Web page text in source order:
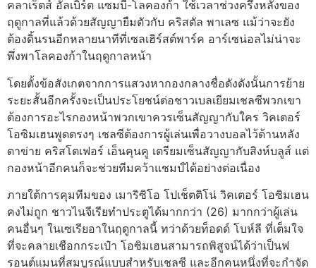
คลาเร็ตส์ อัลเบิร์ต แซมบี-โลคองก้า ใช้เวลาช่วงครึ่งหลังของ
ฤดูกาลที่แล้วด้วยสัญญายืมตัวกับ คริสตัล พาเลซ แม้ว่าจะยัง
ต้องดิ้นรนอีกหลายนาทีที่เซลเฮิร์สต์พาร์ค อาร์เซน่อลไม่น่าจะ
พึ่งพาโลคองก้าในฤดูกาลหน้า
โดยตั้งข้อสังเกตจากการแสวงหากองกลางชื่อดังดังนั้นการย้าย
ระยะสั้นอีกครั้งจะเป็นประโยชน์ต่อชาวเบลเยียมเชลซีพวกเขา
ต้องการอะไรกองหน้าพวกเขาควรเซ็นสัญญากับใคร วิคเตอร์
โอซิมเฮนพูดตรงๆ เชลซีต้องการผู้เล่นเพื่อวางบอลไว้ด้านหลัง
ตาข่าย คริสโตเฟอร์ เอ็นคุนคู เตรียมเซ็นสัญญากับสิงห์บลูส์ แต่
กองหน้าอีกคนก็จะช่วยทีมคว้าแชมป์ได้อย่างต่อเนื่อง
ภายใต้การคุมทีมของ เมาริซิโอ โปเช็ตติโน่ วิคเตอร์ โอซิมเฮน
คงไม่ถูก ชาวไนจีเรียทําประตูได้มากกว่า (26) มากกว่าผู้เล่น
คนอื่นๆ ในเซเรียอาในฤดูกาลนี้ ทว่าด้วยท็อดด์ โบห์ลี ที่เต็มใจ
ที่จะคลายเชือกกระเป๋า โอซิมเฮนสามารถพิสูจน์ได้ว่าเป็นฟ
รอนต์แมนที่สมบูรณ์แบบสําหรับเชลซี และอีกคนหนึ่งที่จะกําจัด